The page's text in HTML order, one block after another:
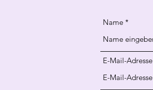
Name
E-Mail-Adresse